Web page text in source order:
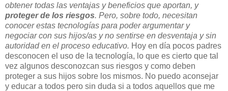
obtener todas las ventajas y beneficios que aportan, y
proteger de los riesgos. Pero, sobre todo, necesitan
conocer estas tecnologías para poder argumentar y
negociar con sus hijos/as y no sentirse en desventaja y sin
autoridad en el proceso educativo. Hoy en día pocos padres
desconocen el uso de la tecnología, lo que es cierto que tal
vez algunos desconozcan sus riesgos y como deben
proteger a sus hijos sobre los mismos. No puedo aconsejar
y educar a todos pero sin duda si a todos aquellos que me